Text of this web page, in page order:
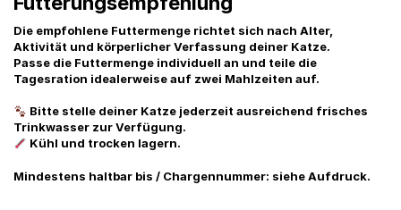
Die empfohlene Futtermenge richtet sich nach Alter,
Aktivität und körperlicher Verfassung deiner Katze.
Passe die Futtermenge individuell an und teile die
Tagesration idealerweise auf zwei Mahlzeiten auf.
Bitte stelle deiner Katze jederzeit ausreichend frisches
Trinkwasser zur Verfügung.
Kühl und trocken lagern.
Mindestens haltbar bis / Chargennummer: siehe Aufdruck.